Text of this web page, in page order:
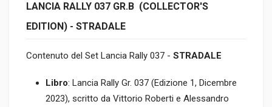
LANCIA RALLY 037 GR.B (COLLECTOR'S
EDITION) - STRADALE
Contenuto del Set Lancia Rally 037 - STRADALE
Libro: Lancia Rally Gr. 037 (Edizione 1, Dicembre
2023), scritto da Vittorio Roberti e Alessandro